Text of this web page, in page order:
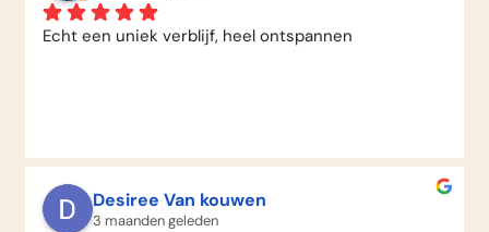
Echt een uniek verblijf, heel ontspannen
Desiree Van kouwen
3 maanden geleden